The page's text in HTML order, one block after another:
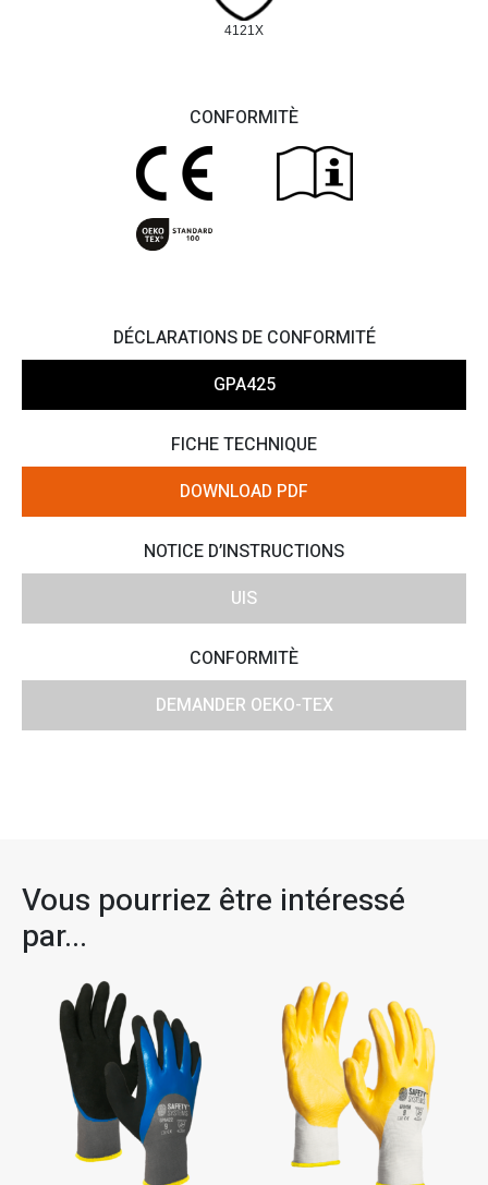
4121X
CONFORMITÈ
DÉCLARATIONS DE CONFORMITÉ
GPA425
FICHE TECHNIQUE
DOWNLOAD PDF
NOTICE D’INSTRUCTIONS
UIS
CONFORMITÈ
DEMANDER OEKO-TEX
Vous pourriez être intéressé
par...